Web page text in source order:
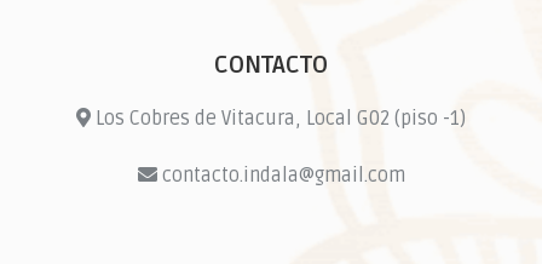
CONTACTO
Los Cobres de Vitacura, Local G02 (piso -1)
contacto.indala@gmail.com